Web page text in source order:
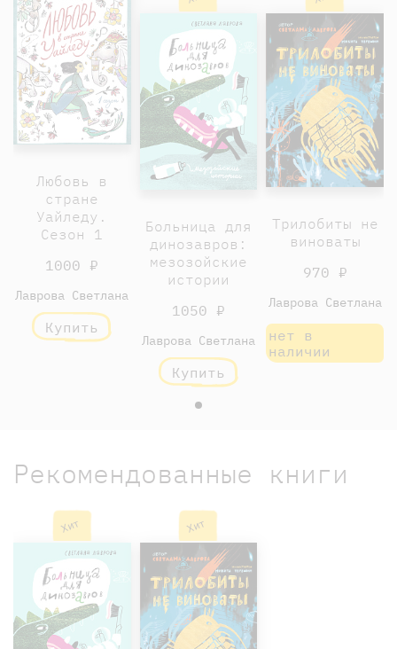
Любовь в
стране
Уайледу.
Сезон 1
1000 ₽
Лаврова Светлана
Купить
Больница для
динозавров:
мезозойские
истории
1050 ₽
Лаврова Светлана
Купить
Трилобиты не
виноваты
970 ₽
Лаврова Светлана
нет в
наличии
Рекомендованные книги
Хит Хит